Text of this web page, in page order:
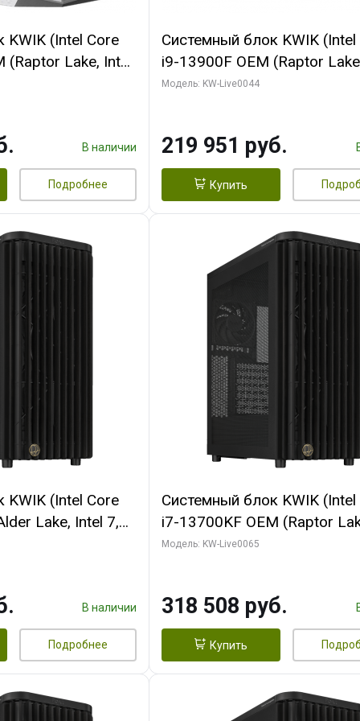
(Intel Core
(Raptor Lake, Intel
В наличии
Подробнее
Системный блок KWIK (Intel
i9-13900F OEM (Raptor
7, Efficient-co/ 32 ГБ ОЗУ (2
HD/ 512 ГБ SSD)
Модель: KW-Live0044
219 951 руб.
Купить
(Intel Core
Lake, Intel 7,
В наличии
Подробнее
Системный блок KWIK (Intel
i7-13700KF OEM (Raptor
7, C16 8EC/8PC/ 64 ГБ ОЗУ
2/ 1 ТБ SSD)
Модель: KW-Live0065
318 508 руб.
Купить